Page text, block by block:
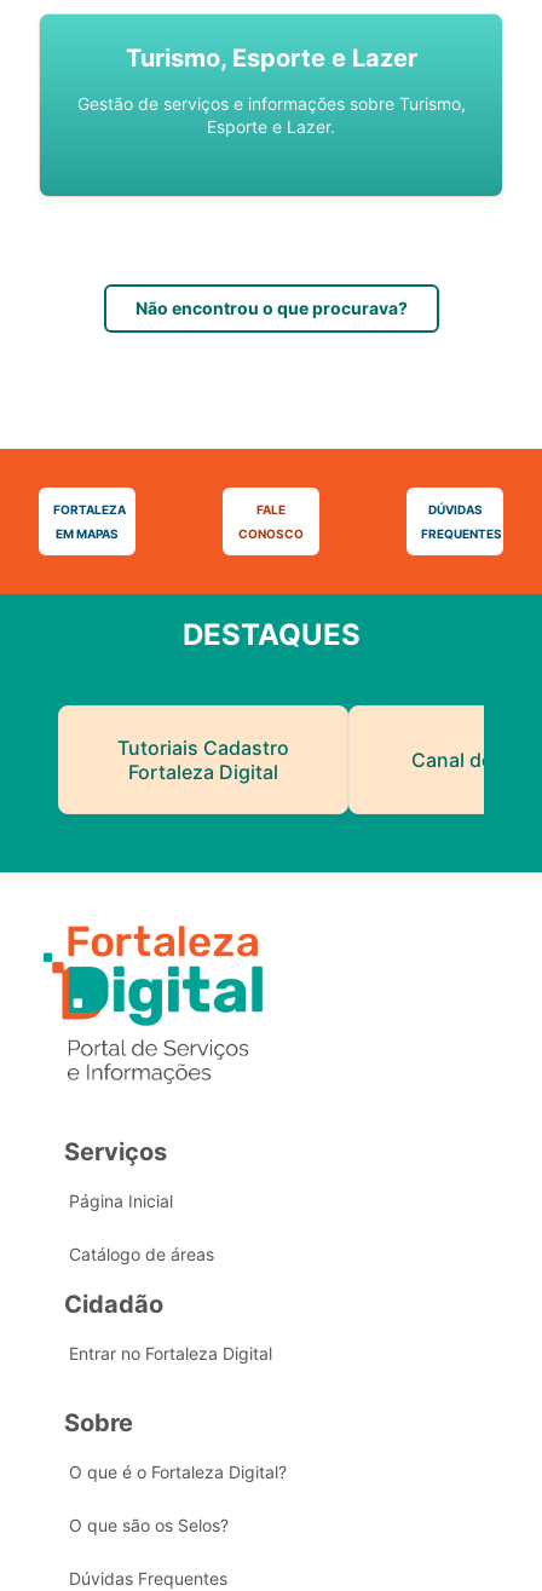
Turismo, Esporte e Lazer
Gestão de serviços e informações sobre Turismo,
Esporte e Lazer.
Não encontrou o que procurava?
FORTALEZA
EM MAPAS
FALE
CONOSCO
DÚVIDAS
FREQUENTES
DESTAQUES
Tutoriais Cadastro
Fortaleza Digital
Canal do
Serviços
Página Inicial
Catálogo de áreas
Cidadão
Entrar no Fortaleza Digital
Sobre
O que é o Fortaleza Digital?
O que são os Selos?
Dúvidas Frequentes